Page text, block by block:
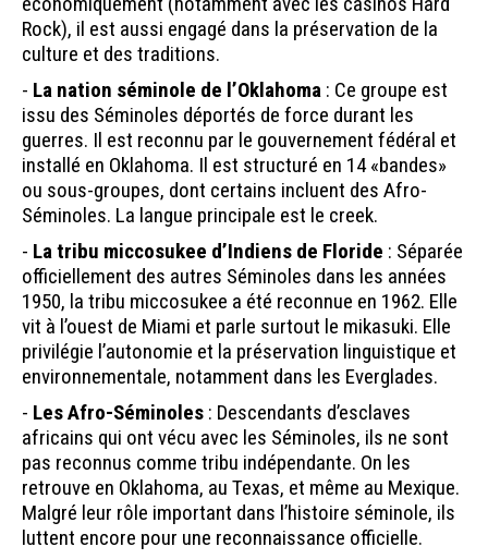
Rock), il est aussi engagé dans la préservation de la
culture et des traditions.
- La nation séminole de l’Oklahoma : Ce groupe est
issu des Séminoles déportés de force durant les
guerres. Il est reconnu par le gouvernement fédéral et
installé en Oklahoma. Il est structuré en 14 «bandes»
ou sous-groupes, dont certains incluent des Afro-
Séminoles. La langue principale est le creek.
- La tribu miccosukee d’Indiens de Floride : Séparée
officiellement des autres Séminoles dans les années
1950, la tribu miccosukee a été reconnue en 1962. Elle
vit à l’ouest de Miami et parle surtout le mikasuki. Elle
privilégie l’autonomie et la préservation linguistique et
environnementale, notamment dans les Everglades.
- Les Afro-Séminoles : Descendants d’esclaves
africains qui ont vécu avec les Séminoles, ils ne sont
pas reconnus comme tribu indépendante. On les
retrouve en Oklahoma, au Texas, et même au Mexique.
Malgré leur rôle important dans l’histoire séminole, ils
luttent encore pour une reconnaissance officielle.